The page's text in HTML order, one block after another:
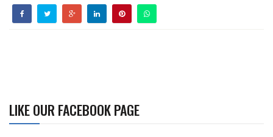
LIKE OUR FACEBOOK PAGE